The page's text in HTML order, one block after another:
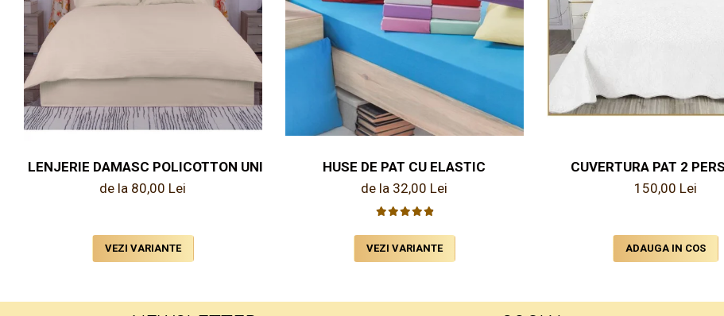
LENJERIE DAMASC POLICOTTON UNI COLOR
de la 80,00 Lei
VEZI VARIANTE
HUSE DE PAT CU ELASTIC
de la 32,00 Lei
VEZI VARIANTE
CUVERTURA PAT 2
150,00 Lei
ADAUGA IN COS